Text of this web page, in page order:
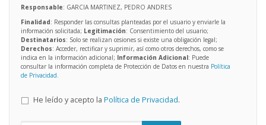
Responsable: GARCIA MARTINEZ, PEDRO ANDRES
Finalidad: Responder las consultas planteadas por el usuario y enviarle la
información solicitada; Legitimación: Consentimiento del usuario;
Destinatarios: Solo se realizan cesiones si existe una obligación legal;
Derechos: Acceder, rectificar y suprimir, así como otros derechos, como se
indica en la información adicional; Información Adicional: Puede
consultar la información completa de Protección de Datos en nuestra Política
de Privacidad.
He leído y acepto la Política de Privacidad.